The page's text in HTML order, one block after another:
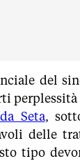
del
Seta,
delle
tipo